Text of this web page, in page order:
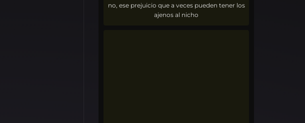
no, ese prejuicio que a veces pueden tener los
ajenos al nicho